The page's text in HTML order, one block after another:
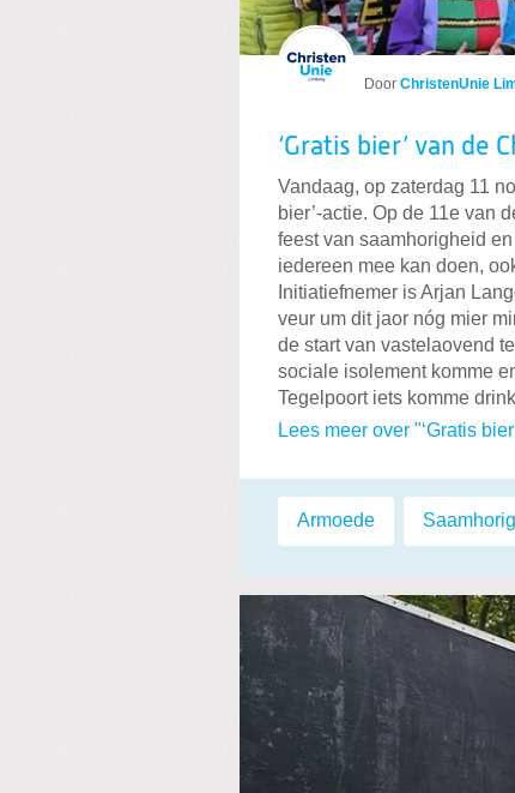
Door ChristenUnie
‘Gratis bier’ van de
Vandaag, op zaterdag 11
bier’-actie. Op de 11e van
feest van saamhorigheid
iedereen mee kan doen,
Initiatiefnemer is Arjan
veur um dit jaor nóg mier
de start van vastelaovend
sociale isolement komme
Tegelpoort iets komme
Lees meer over "‘Gratis
Labels:
Armoede